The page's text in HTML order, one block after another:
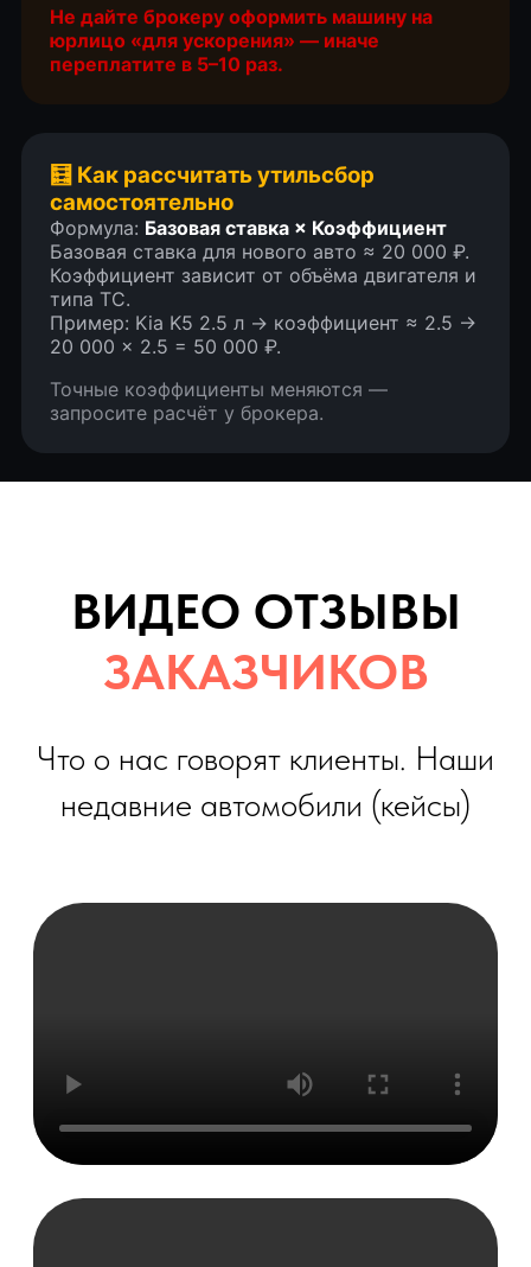
Не дайте брокеру оформить машину на
юрлицо «для ускорения» — иначе
переплатите в 5–10 раз.
🧮 Как рассчитать утильсбор
самостоятельно
Формула: Базовая ставка × Коэффициент
Базовая ставка для нового авто ≈ 20 000 ₽.
Коэффициент зависит от объёма двигателя и
типа ТС.
Пример: Kia K5 2.5 л → коэффициент ≈ 2.5 →
20 000 × 2.5 = 50 000 ₽.
Точные коэффициенты меняются —
запросите расчёт у брокера.
ВИДЕО ОТЗЫВЫ
ЗАКАЗЧИКОВ
недавние автомобили (кейсы)